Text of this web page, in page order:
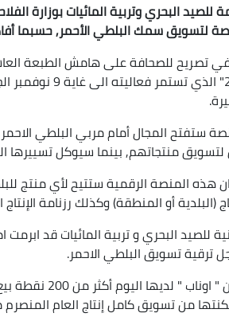
للصيد البحري وتربية المائيات بوزارة
لتسويق سمك البلطي الأحمر, حسبما
تصريح للصحافة على هامش الطبعة
المائيات "سيبا
ستفتح المجال أمام مربي البلطي
منتجاتهم, بينما سيوكل تسييرها
هذه المنصة الرقمية ستتيح لأي منتج
أو المنطقة) وكذلك رزنامة الإنتاج
للصيد البحري و تربية المائيات قد
ترقية تسويق البلطي الاحمر.
وقال السيد
من تسويق كامل إنتاج العام